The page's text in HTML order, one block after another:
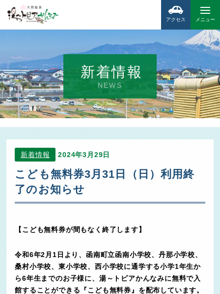
メニュー
アクセス
新着情報
NEWS
新着情報 2024年3月29日
こども無料券3月31日（日）利用終
了のお知らせ
【こども無料券が間もなく終了します】
令和6年2月1日より、函南町立函南小学校、丹那小学校、
桑村小学校、東小学校、西小学校に通学する小学1年生か
ら6年生までのお子様に、湯～トピアかんなみに無料で入
館することができる『こども無料券』を配布しています。